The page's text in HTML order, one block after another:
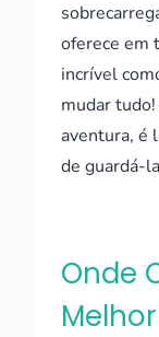
oferece em
incrível
mudar
aventura, é
de guardá-
Onde